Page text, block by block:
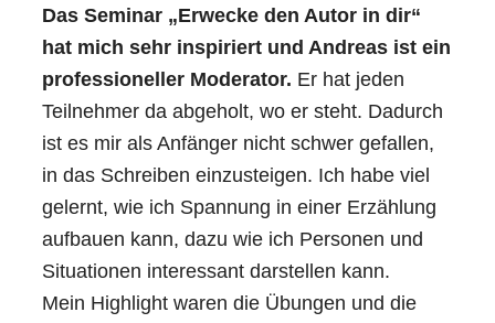
Das Seminar „Erwecke den Autor in dir“
hat mich sehr inspiriert und Andreas ist ein
professioneller Moderator. Er hat jeden
Teilnehmer da abgeholt, wo er steht. Dadurch
ist es mir als Anfänger nicht schwer gefallen,
in das Schreiben einzusteigen. Ich habe viel
gelernt, wie ich Spannung in einer Erzählung
aufbauen kann, dazu wie ich Personen und
Situationen interessant darstellen kann.
Mein Highlight waren die Übungen und die